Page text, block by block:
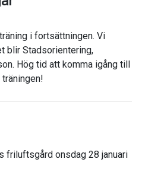
i fortsättningen. Vi
blir Stadsorientering,
Hög tid att komma igång till
friluftsgård onsdag 28 januari